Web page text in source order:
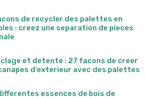
de recycler des palettes en
: creez une separation de pieces
et detente : 27 facons de creer
d’exterieur avec des palettes
essences de bois de